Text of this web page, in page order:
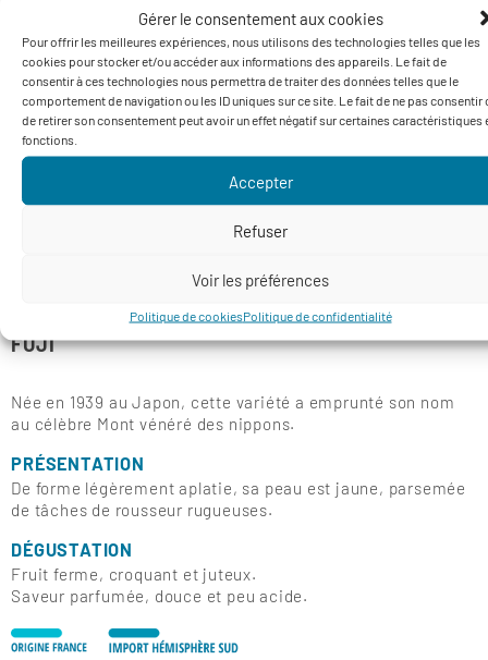
Gérer le consentement aux cookies
Pour offrir les meilleures expériences, nous utilisons des technologies telles que les
cookies pour stocker et/ou accéder aux informations des appareils. Le fait de
consentir à ces technologies nous permettra de traiter des données telles que le
comportement de navigation ou les ID uniques sur ce site. Le fait de ne pas consentir
de retirer son consentement peut avoir un effet négatif sur certaines caractéristiques
fonctions.
Accepter
Refuser
Voir les préférences
Politique de cookiesPolitique de confidentialité
FUJI
Née en 1939 au Japon, cette variété a emprunté son nom
au célèbre Mont vénéré des nippons.
PRÉSENTATION
De forme légèrement aplatie, sa peau est jaune, parsemée
de tâches de rousseur rugueuses.
DÉGUSTATION
Fruit ferme, croquant et juteux.
Saveur parfumée, douce et peu acide.